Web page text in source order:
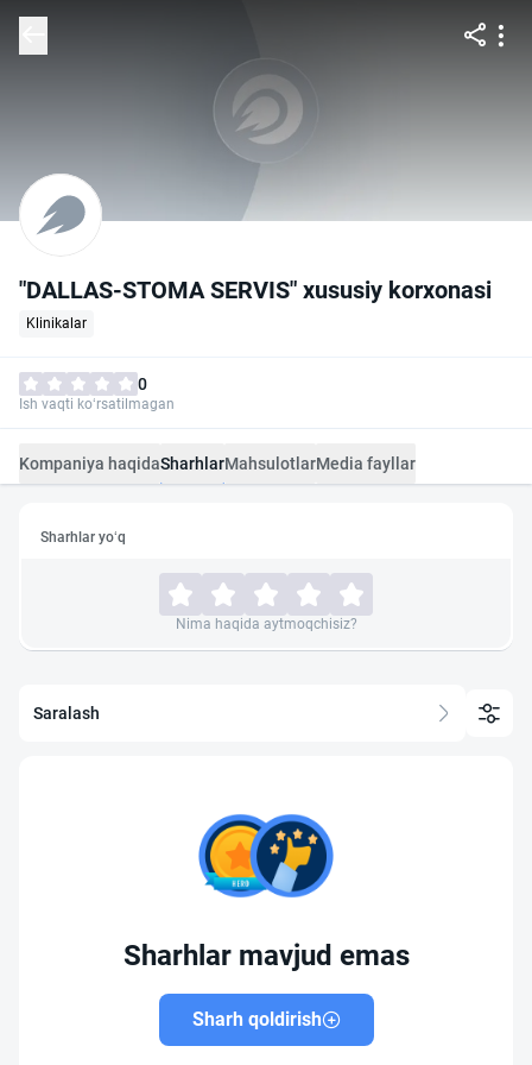
"DALLAS-STOMA SERVIS" xususiy korxonasi
Klinikalar
0
Ish vaqti ko‘rsatilmagan
Kompaniya haqidaSharhlarMahsulotlarMedia fayllar
Sharhlar yo‘q
Nima haqida aytmoqchisiz?
Saralash
Sharhlar mavjud emas
Sharh qoldirish